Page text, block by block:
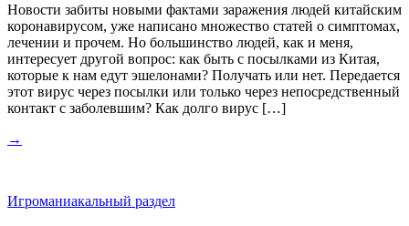
Новости забиты новыми фактами заражения людей китайским
коронавирусом, уже написано множество статей о симптомах,
лечении и прочем. Но большинство людей, как и меня,
интересует другой вопрос: как быть с посылками из Китая,
которые к нам едут эшелонами? Получать или нет. Передается
этот вирус через посылки или только через непосредственный
контакт с заболевшим? Как долго вирус […]
→
Игроманиакальный раздел